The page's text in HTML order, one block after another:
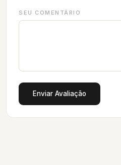
SEU COMENTÁRIO
Enviar Avaliação